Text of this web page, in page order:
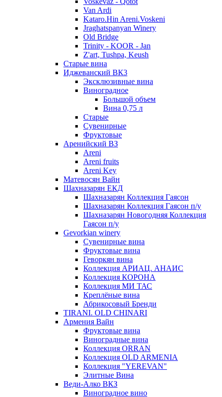
Van Ardi
Kataro.Hin Areni.Voskeni
Jraghatspanyan Winery
Old Bridge
Trinity - KOOR - Jan
Z'art, Tushpa, Keush
Старые вина
Иджеванский ВК3
Эксклюзивные вина
Виноградное
Большой объем
Вина 0,75 л
Старые
Сувенирные
Фруктовые
Аренийский ВЗ
Areni
Areni fruits
Areni Key
Матевосян Вайн
Шахназарян ЕКД
Шахназарян Коллекция Гаясон
Шахназарян Коллекция Гаясон п/у
Шахназарян Новогодняя Коллекция
Гаясон п/у
Gevorkian winery
Сувенирные вина
Фруктовые вина
Геворкян вина
Коллекция АРИАЦ. АНАИС
Коллекция КОРОНА
Коллекция МИ ТАС
Креплёные вина
Абрикосовый Бренди
TIRANI. OLD CHINARI
Армения Вайн
Фруктовые вина
Виноградные вина
Коллекция ORRAN
Коллекция OLD ARMENIA
Коллекция "YEREVAN"
Элитные Вина
Веди-Алко ВКЗ
Виноградное вино